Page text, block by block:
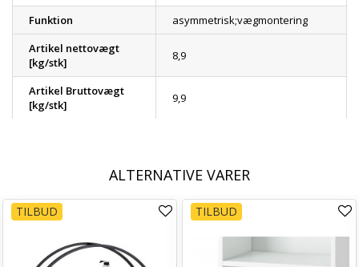
Funktion
asymmetrisk;vægmontering
Artikel nettovægt
[kg/stk]
8,9
Artikel Bruttovægt
[kg/stk]
9,9
ALTERNATIVE VARER
TILBUD TILBUD